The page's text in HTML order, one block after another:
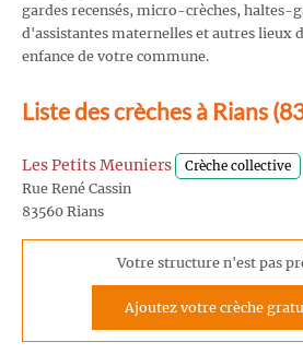
gardes recensés, micro-crèches, haltes-
d'assistantes maternelles et autres lieux
enfance de votre commune.
Liste des crèches à Rians
Les Petits Meuniers Crèche collective
Rue René Cassin
83560 Rians
Votre structure n'est pas
Ajoutez votre crèche